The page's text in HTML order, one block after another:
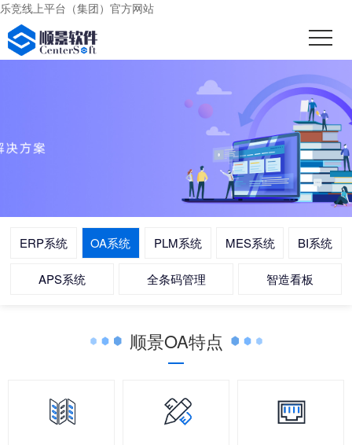
乐竞线上平台（集团）官方网站
ERP系统 OA系统 PLM系统 MES系统 BI系统
APS系统 全条码管理 智造看板
顺景OA特点